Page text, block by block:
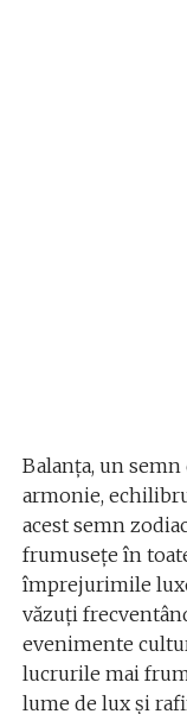
Balanța, un semn
armonie,
acest semn
frumusețe în
împrejurimile
văzuți
evenimente
lucrurile mai
lume de lux și